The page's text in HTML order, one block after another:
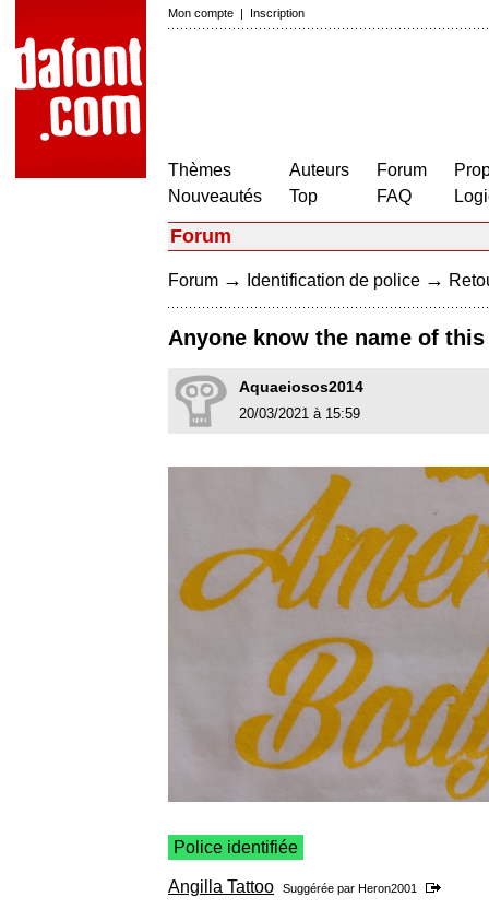
Mon compte | Inscription
Thèmes
Nouveautés
Auteurs
Top
Forum
FAQ
Forum
Forum → Identification de police →
Anyone know the name of
Aquaeiosos2014
20/03/2021 à 15:59
Police identifiée
Angilla Tattoo Suggérée par Heron2001